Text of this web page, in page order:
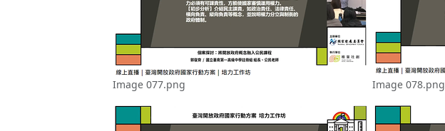
Image 077.png Image 078.png